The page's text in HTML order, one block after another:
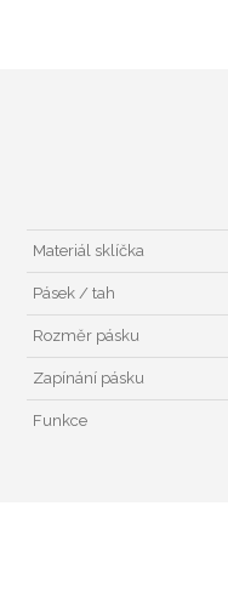
Materiál sklíčka
Pásek / tah
Rozměr pásku
Zapínání pásku
Funkce